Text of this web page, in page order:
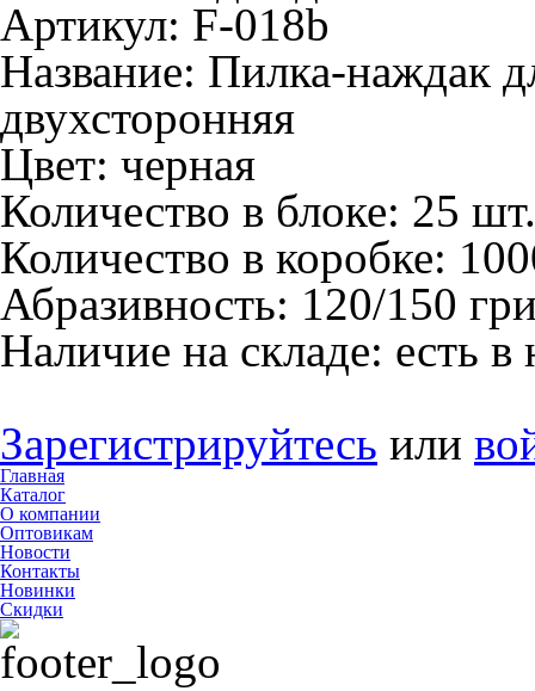
Артикул: F-018b
Название: Пилка-наждак
двухсторонняя
Цвет: черная
Количество в блоке: 25 шт.
Количество в коробке:
Абразивность: 120/150
Наличие на складе: есть в
Зарегистрируйтесь или
Главная
Каталог
О компании
Оптовикам
Новости
Контакты
Новинки
Скидки